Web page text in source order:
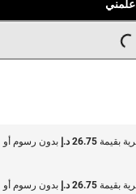
أعلمني
L
.
26.75 د.إ
بدون رسوم أو
26.75 د.إ
بدون رسوم أو